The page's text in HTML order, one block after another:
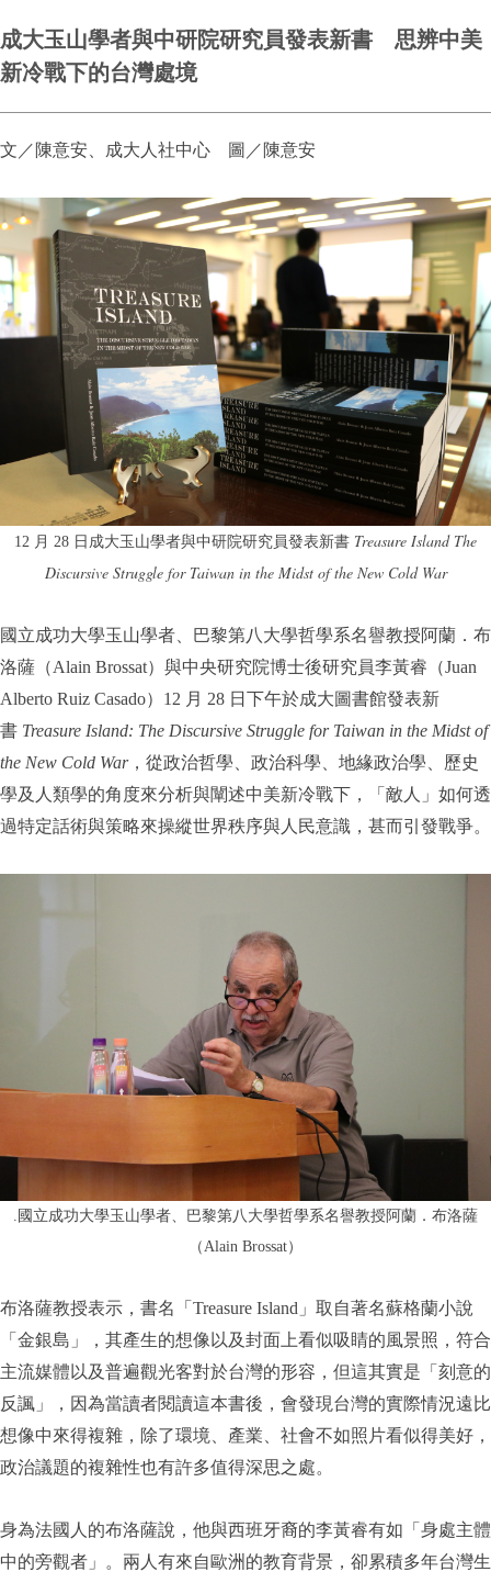
成大玉山學者與中研院研究員發表新書 思辨中美
新冷戰下的台灣處境
文／陳意安、成大人社中心 圖／陳意安
12 月 28 日成大玉山學者與中研院研究員發表新書 Treasure Island The
Discursive Struggle for Taiwan in the Midst of the New Cold War
國立成功大學玉山學者、巴黎第八大學哲學系名譽教授阿蘭．布
洛薩（Alain Brossat）與中央研究院博士後研究員李黃睿（Juan
Alberto Ruiz Casado）12 月 28 日下午於成大圖書館發表新
書 Treasure Island: The Discursive Struggle for Taiwan in the Midst of
the New Cold War，從政治哲學、政治科學、地緣政治學、歷史
學及人類學的角度來分析與闡述中美新冷戰下，「敵人」如何透
過特定話術與策略來操縱世界秩序與人民意識，甚而引發戰爭。
.國立成功大學玉山學者、巴黎第八大學哲學系名譽教授阿蘭．布洛薩
（Alain Brossat）
布洛薩教授表示，書名「Treasure Island」取自著名蘇格蘭小說
「金銀島」，其產生的想像以及封面上看似吸睛的風景照，符合
主流媒體以及普遍觀光客對於台灣的形容，但這其實是「刻意的
反諷」，因為當讀者閱讀這本書後，會發現台灣的實際情況遠比
想像中來得複雜，除了環境、產業、社會不如照片看似得美好，
政治議題的複雜性也有許多值得深思之處。
身為法國人的布洛薩說，他與西班牙裔的李黃睿有如「身處主體
中的旁觀者」。兩人有來自歐洲的教育背景，卻累積多年台灣生